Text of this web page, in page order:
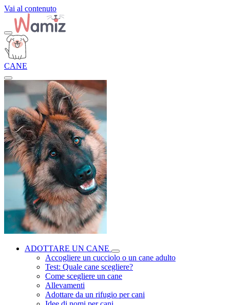
Vai al contenuto
CANE
ADOTTARE UN CANE
Accogliere un cucciolo o un cane adulto
Test: Quale cane scegliere?
Come scegliere un cane
Allevamenti
Adottare da un rifugio per cani